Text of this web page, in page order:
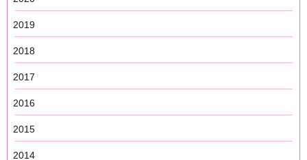
2019
2018
2017
2016
2015
2014